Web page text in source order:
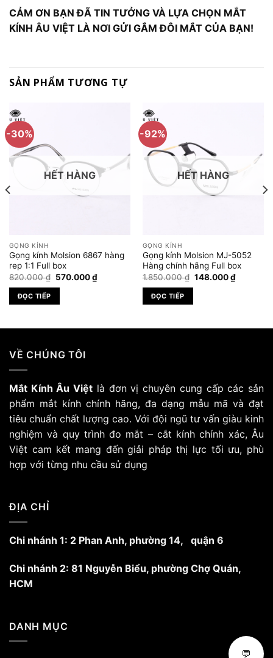
CẢM ƠN BẠN ĐÃ TIN TƯỞNG VÀ LỰA CHỌN MẮT
KÍNH ÂU VIỆT LÀ NƠI GỬI GẮM ĐÔI MẮT CỦA BẠN!
SẢN PHẨM TƯƠNG TỰ
-30%
HẾT HÀNG
GỌNG KÍNH
Gọng kính Molsion 6867 hàng
rep 1:1 Full box
820.000₫ Giá
gốc
570.000₫Giá
hiện
ĐỌC TIẾP
-92%
HẾT HÀNG
GỌNG KÍNH
Gọng kính Molsion MJ-5052
Hàng chính hãng Full box
1.850.000₫ Giá
gốc
148.000₫Giá
hiện
ĐỌC TIẾP
VỀ CHÚNG TÔI
Mắt Kính Âu Việt là đơn vị chuyên cung cấp các sản
phẩm mắt kính chính hãng, đa dạng mẫu mã và đạt
tiêu chuẩn chất lượng cao. Với đội ngũ tư vấn giàu kinh
nghiệm và quy trình đo mắt – cắt kính chính xác, Âu
Việt cam kết mang đến giải pháp thị lực tối ưu, phù
hợp với từng nhu cầu sử dụng
ĐỊA CHỈ
Chi nhánh 1: 2 Phan Anh, phường 14, quận 6
Chi nhánh 2: 81 Nguyễn Biểu, phường Chợ Quán,
HCM
DANH MỤC
💬